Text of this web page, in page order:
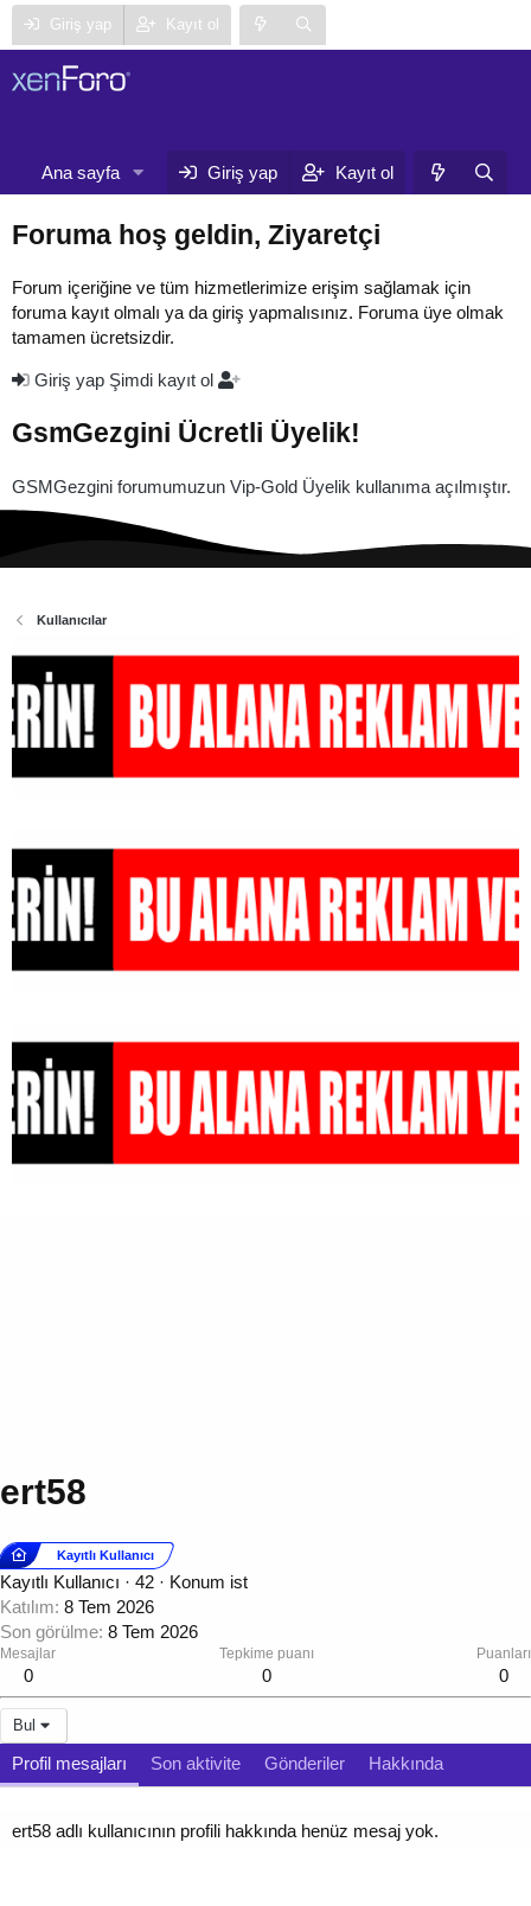
Giriş yap Kayıt ol
Ana sayfa Forumlar
Giriş yap Kayıt ol
Foruma hoş geldin, Ziyaretçi
Forum içeriğine ve tüm hizmetlerimize erişim sağlamak için
foruma kayıt olmalı ya da giriş yapmalısınız. Foruma üye olmak
tamamen ücretsizdir.
Giriş yap Şimdi kayıt ol
GsmGezgini Ücretli Üyelik!
GSMGezgini forumumuzun Vip-Gold Üyelik kullanıma açılmıştır.
Kullanıcılar
ert58
Kayıtlı Kullanıcı
Kayıtlı Kullanıcı · 42 · Konum ist
Katılım 8 Tem 2026
Son görülme 8 Tem 2026
Mesajlar
0
Tepkime puanı
0
Puanları
0
Bul
Profil mesajları Son aktivite Gönderiler Hakkında
ert58 adlı kullanıcının profili hakkında henüz mesaj yok.